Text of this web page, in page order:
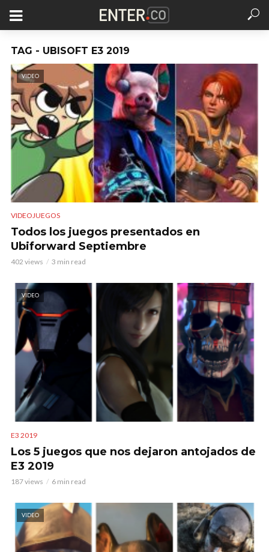
TAG - UBISOFT E3 2019
VIDEO
VIDEOJUEGOS
Todos los juegos presentados en
Ubiforward Septiembre
402 views 3 min read
VIDEO
E3 2019
Los 5 juegos que nos dejaron antojados de
E3 2019
187 views 6 min read
VIDEO